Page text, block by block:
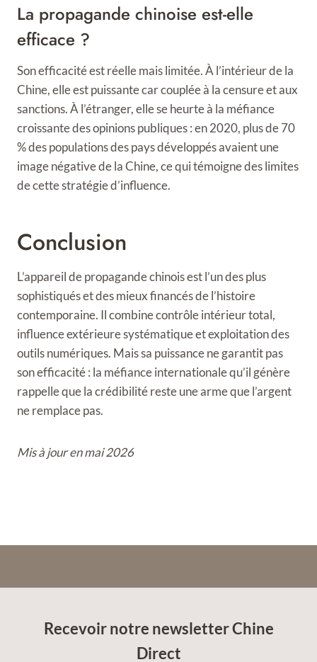
La propagande chinoise est-elle
efficace ?
Son efficacité est réelle mais limitée. À l’intérieur de la
Chine, elle est puissante car couplée à la censure et aux
sanctions. À l’étranger, elle se heurte à la méfiance
croissante des opinions publiques : en 2020, plus de 70
% des populations des pays développés avaient une
image négative de la Chine, ce qui témoigne des limites
de cette stratégie d’influence.
Conclusion
L’appareil de propagande chinois est l’un des plus
sophistiqués et des mieux financés de l’histoire
contemporaine. Il combine contrôle intérieur total,
influence extérieure systématique et exploitation des
outils numériques. Mais sa puissance ne garantit pas
son efficacité : la méfiance internationale qu’il génère
rappelle que la crédibilité reste une arme que l’argent
ne remplace pas.
Mis à jour en mai 2026
Recevoir notre newsletter Chine
Direct